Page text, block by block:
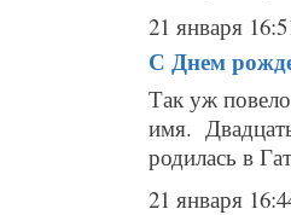
21 января
С Днем
Так уж
имя.
родилась в
21 января